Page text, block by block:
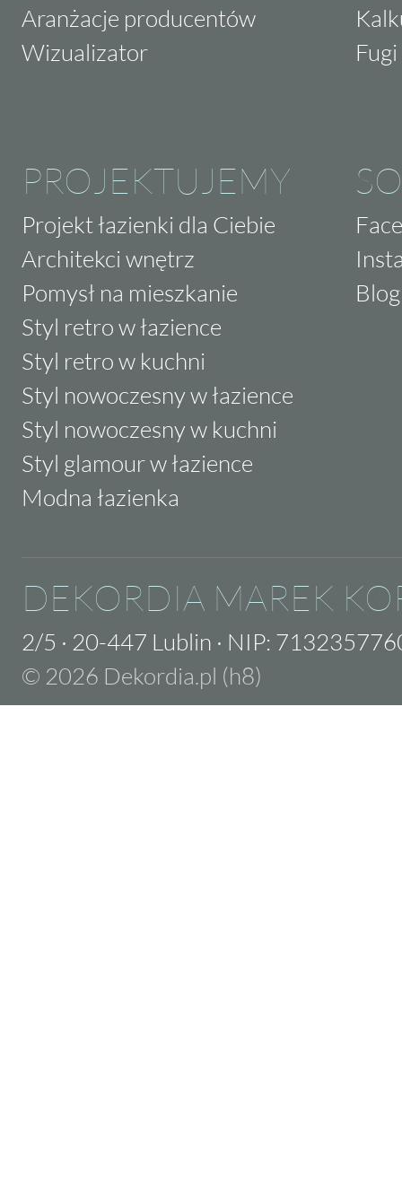
Aranżacje producentów
Wizualizator
PROJEKTUJEMY
Projekt łazienki dla Ciebie
Architekci wnętrz
Pomysł na mieszkanie
Styl retro w łazience
Styl retro w kuchni
Styl nowoczesny w łazience
Styl nowoczesny w kuchni
Styl glamour w łazience
Modna łazienka
Blog
DEKORDIA MAREK
2/5 · 20-447 Lublin · NIP:
© 2026 Dekordia.pl (h8)